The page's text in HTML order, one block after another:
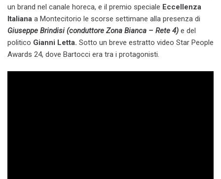
un brand nel canale horeca, e il premio speciale Eccellenza
Italiana a Montecitorio le scorse settimane alla presenza di
Giuseppe Brindisi (conduttore Zona Bianca – Rete 4) e del
politico Gianni Letta. Sotto un breve estratto video Star People
Awards 24, dove Bartocci era tra i protagonisti.